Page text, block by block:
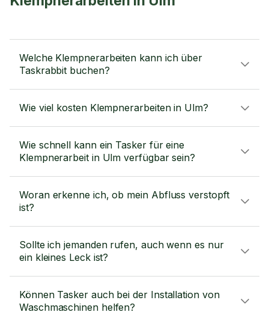
Welche Klempnerarbeiten kann ich über
Taskrabbit buchen?
Wie viel kosten Klempnerarbeiten in Ulm?
Wie schnell kann ein Tasker für eine
Klempnerarbeit in Ulm verfügbar sein?
Woran erkenne ich, ob mein Abfluss verstopft
ist?
Sollte ich jemanden rufen, auch wenn es nur
ein kleines Leck ist?
Können Tasker auch bei der Installation von
Waschmaschinen helfen?